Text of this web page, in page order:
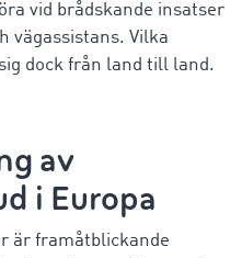
vid brådskande insatser
vägassistans. Vilka
dock från land till land.
av
i Europa
är framåtblickande